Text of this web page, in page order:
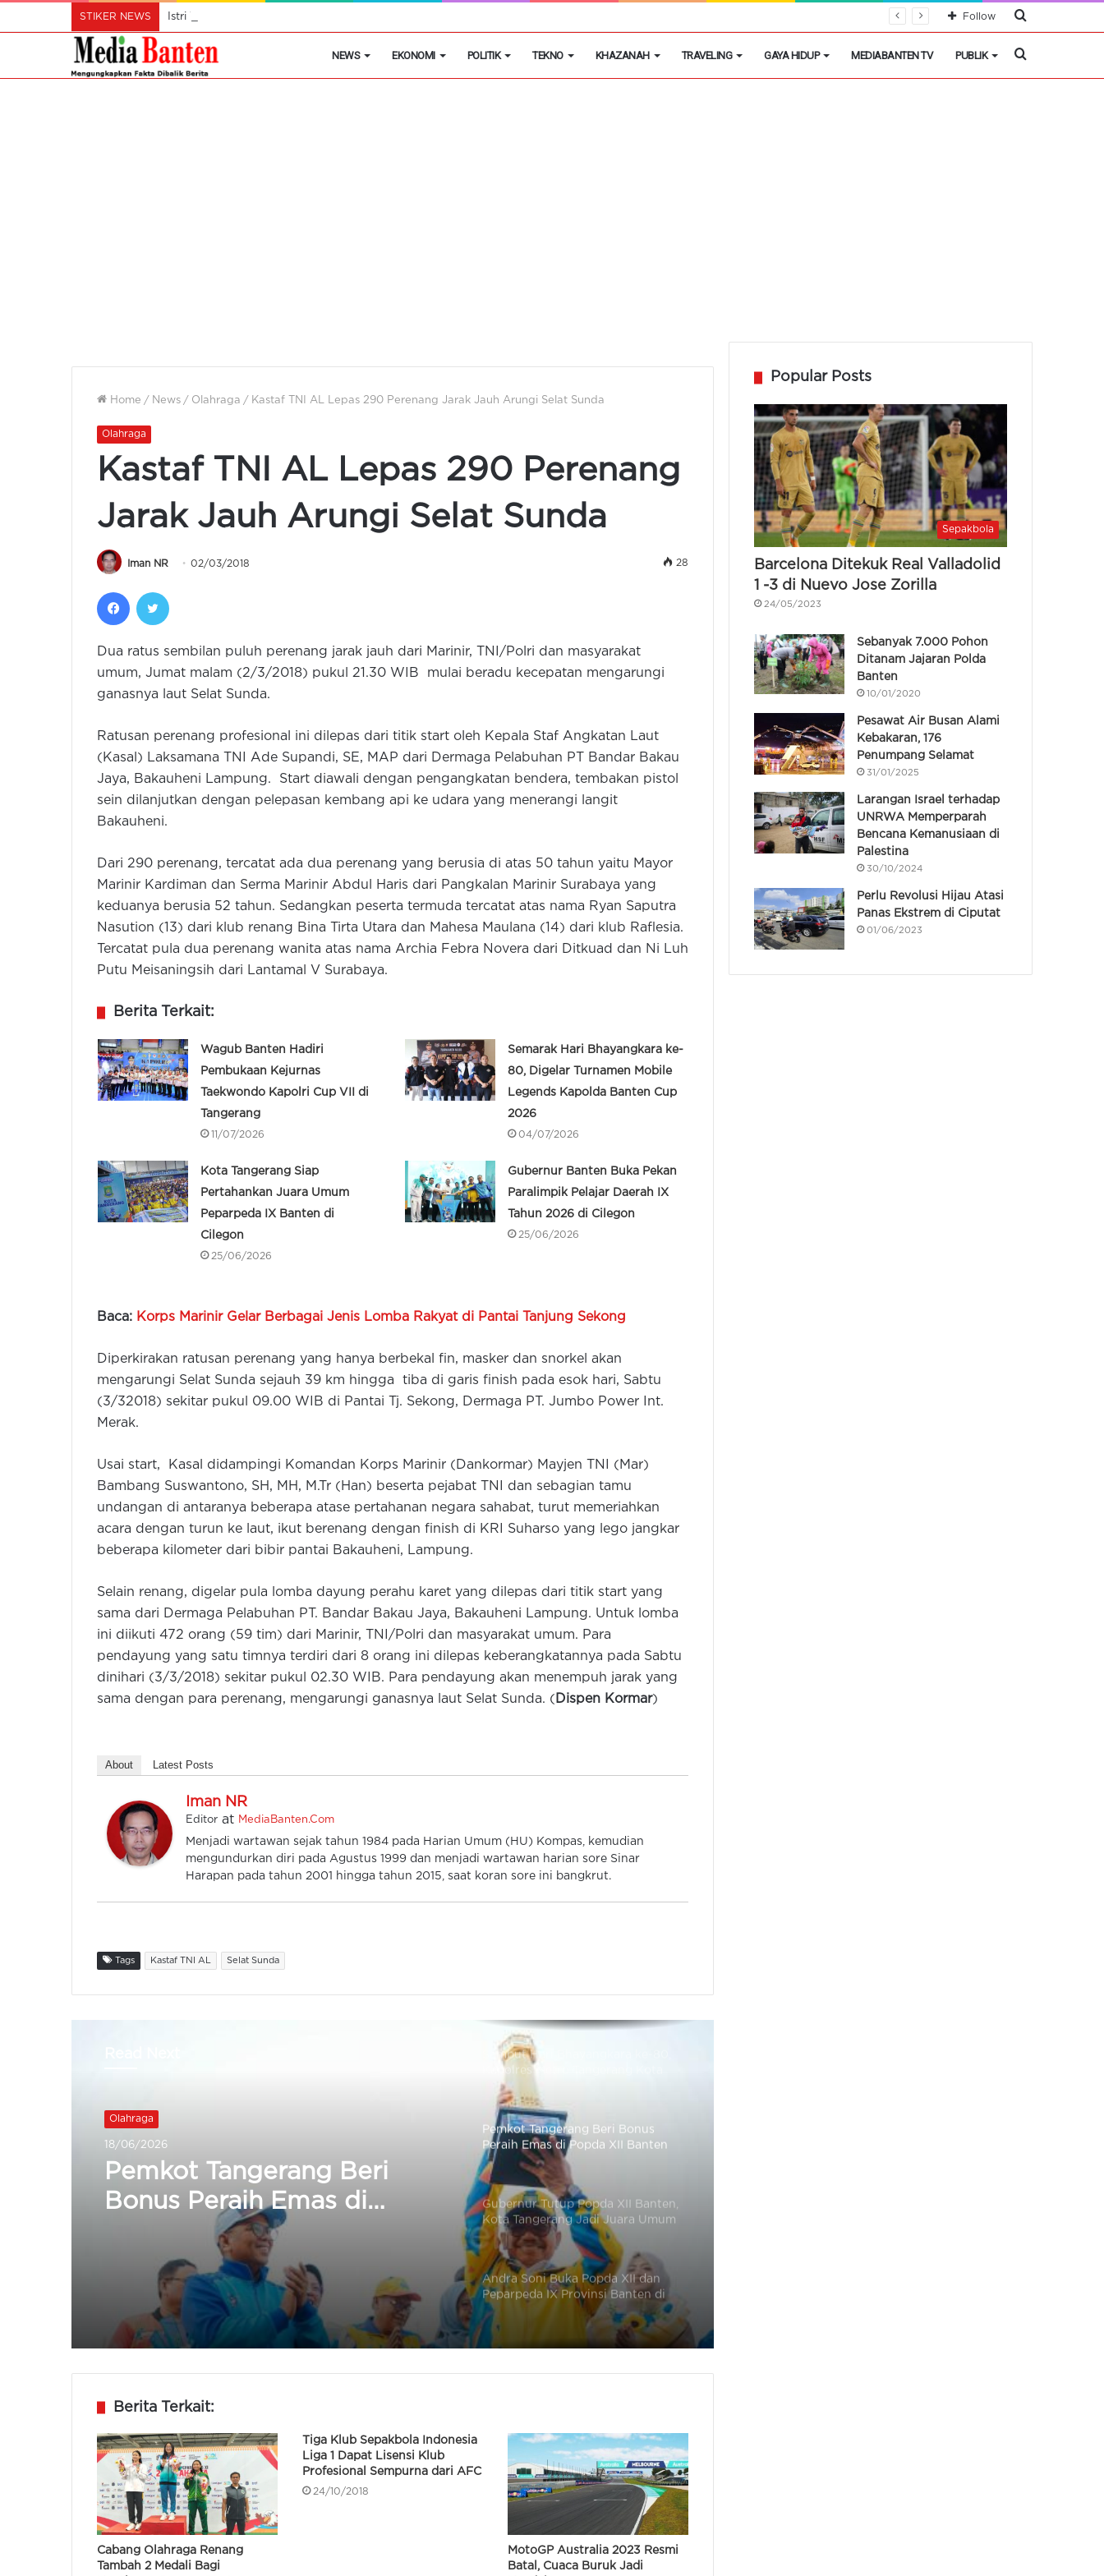
STIKER NEWS Istri Wali Kota Ajak Perempuan Cilegon Kembangkan Hobi Sebagai Peluang Usaha Cari
Follow
NEWS EKONOMI POLITIK TEKNO KHAZANAH TRAVELING GAYA HIDUP MEDIABANTEN TV PUBLIK Cari
Home / News / Olahraga / Kastaf TNI AL Lepas 290 Perenang Jarak Jauh Arungi Selat Sunda
Olahraga
Kastaf TNI AL Lepas 290 Perenang
Jarak Jauh Arungi Selat Sunda
Iman NR 02/03/2018 28
Facebook
Dua ratus sembilan puluh perenang jarak jauh dari Marinir, TNI/Polri dan masyarakat
umum, Jumat malam (2/3/2018) pukul 21.30 WIB mulai beradu kecepatan mengarungi
ganasnya laut Selat Sunda.
Ratusan perenang profesional ini dilepas dari titik start oleh Kepala Staf Angkatan Laut
(Kasal) Laksamana TNI Ade Supandi, SE, MAP dari Dermaga Pelabuhan PT Bandar Bakau
Jaya, Bakauheni Lampung. Start diawali dengan pengangkatan bendera, tembakan pistol
sein dilanjutkan dengan pelepasan kembang api ke udara yang menerangi langit
Bakauheni.
Dari 290 perenang, tercatat ada dua perenang yang berusia di atas 50 tahun yaitu Mayor
Marinir Kardiman dan Serma Marinir Abdul Haris dari Pangkalan Marinir Surabaya yang
keduanya berusia 52 tahun. Sedangkan peserta termuda tercatat atas nama Ryan Saputra
Nasution (13) dari klub renang Bina Tirta Utara dan Mahesa Maulana (14) dari klub Raflesia.
Tercatat pula dua perenang wanita atas nama Archia Febra Novera dari Ditkuad dan Ni Luh
Putu Meisaningsih dari Lantamal V Surabaya.
Berita Terkait:
Wagub Banten Hadiri
Pembukaan Kejurnas
Taekwondo Kapolri Cup VII di
Tangerang
11/07/2026
Semarak Hari Bhayangkara ke-
80, Digelar Turnamen Mobile
Legends Kapolda Banten Cup
2026
04/07/2026
Kota Tangerang Siap
Pertahankan Juara Umum
Peparpeda IX Banten di
Cilegon
25/06/2026
Gubernur Banten Buka Pekan
Paralimpik Pelajar Daerah IX
Tahun 2026 di Cilegon
25/06/2026
Baca: Korps Marinir Gelar Berbagai Jenis Lomba Rakyat di Pantai Tanjung Sekong
Diperkirakan ratusan perenang yang hanya berbekal fin, masker dan snorkel akan
mengarungi Selat Sunda sejauh 39 km hingga tiba di garis finish pada esok hari, Sabtu
(3/32018) sekitar pukul 09.00 WIB di Pantai Tj. Sekong, Dermaga PT. Jumbo Power Int.
Merak.
Usai start, Kasal didampingi Komandan Korps Marinir (Dankormar) Mayjen TNI (Mar)
Bambang Suswantono, SH, MH, M.Tr (Han) beserta pejabat TNI dan sebagian tamu
undangan di antaranya beberapa atase pertahanan negara sahabat, turut memeriahkan
acara dengan turun ke laut, ikut berenang dengan finish di KRI Suharso yang lego jangkar
beberapa kilometer dari bibir pantai Bakauheni, Lampung.
Selain renang, digelar pula lomba dayung perahu karet yang dilepas dari titik start yang
sama dari Dermaga Pelabuhan PT. Bandar Bakau Jaya, Bakauheni Lampung. Untuk lomba
ini diikuti 472 orang (59 tim) dari Marinir, TNI/Polri dan masyarakat umum. Para
pendayung yang satu timnya terdiri dari 8 orang ini dilepas keberangkatannya pada Sabtu
dinihari (3/3/2018) sekitar pukul 02.30 WIB. Para pendayung akan menempuh jarak yang
sama dengan para perenang, mengarungi ganasnya laut Selat Sunda. ( Dispen Kormar)
About Latest Posts
Iman NR
Editor at MediaBanten.Com
Menjadi wartawan sejak tahun 1984 pada Harian Umum (HU) Kompas, kemudian
mengundurkan diri pada Agustus 1999 dan menjadi wartawan harian sore Sinar
Harapan pada tahun 2001 hingga tahun 2015, saat koran sore ini bangkrut.
Tags Kastaf TNI AL Selat Sunda
Olahraga
18/06/2026
Pemkot Tangerang Beri
Bonus Peraih Emas di
Popda XII Banten Rp25 Juta
dan Beasiswa Kuliah
Iespa Banten Raih Penghargaan
Provinsi Paling Kreatif di Munas
Catur di Kabupaten Tangerang
Kapolda Banten Raih Juara 2
Popda XII dan Perparpeda IX
Sambut Hari Bhayangkara ke-80,
Kapolres Metro Tangerang Kota
Buka Turnamen E-Sport
Pemkot Tangerang Beri Bonus
Peraih Emas di Popda XII Banten
Rp25 Juta dan Beasiswa Kuliah
Gubernur Tutup Popda XII Banten,
Kota Tangerang Jadi Juara Umum
Raih 265 Medali
Andra Soni Buka Popda XII dan
Peparpeda IX Provinsi Banten di
Cilegon
Provinsi Paling Kreatif di Munas
Iespa di Jakarta
Andra Soni Ikuti Acara Fun Run 5K
Wisata Kreatif di Sumarecon
Tangerang
Berita Terkait:
Cabang Olahraga Renang
Tambah 2 Medali Bagi
Tiga Klub Sepakbola Indonesia
Liga 1 Dapat Lisensi Klub
Profesional Sempurna dari AFC
24/10/2018
MotoGP Australia 2023 Resmi
Batal, Cuaca Buruk Jadi
Popular Posts
Sepakbola
Barcelona Ditekuk Real Valladolid
1 -3 di Nuevo Jose Zorilla
24/05/2023
Sebanyak 7.000 Pohon
Ditanam Jajaran Polda
Banten
10/01/2020
Pesawat Air Busan Alami
Kebakaran, 176
Penumpang Selamat
31/01/2025
Larangan Israel terhadap
UNRWA Memperparah
Bencana Kemanusiaan di
Palestina
30/10/2024
Perlu Revolusi Hijau Atasi
Panas Ekstrem di Ciputat
01/06/2023